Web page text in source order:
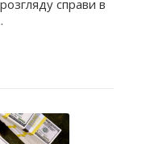
справи в